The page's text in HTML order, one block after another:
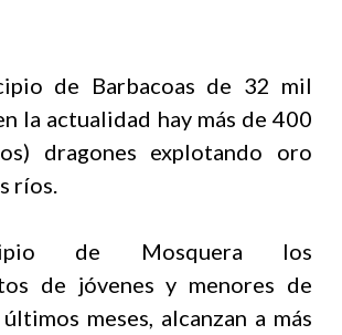
de Barbacoas de 32 mil
la actualidad hay más de 400
dragones explotando oro
ríos.
de Mosquera los
de jóvenes y menores de
meses, alcanzan a más